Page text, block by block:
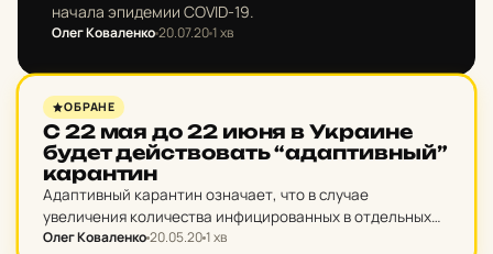
начала эпидемии COVID-19.
Олег Коваленко20.07.201 хв
НОВИНИ ХАРКОВА
ОБРАНЕ
С 22 мая до 22 июня в Ук­ра­и­не
будет дей­ство­вать “адап­тивный”
ка­ран­тин
Адаптивный карантин означает, что в случае
увеличения количества инфицированных в отдельных
регионах ограничительные меры будут усиливать
Олег Коваленко20.05.201 хв